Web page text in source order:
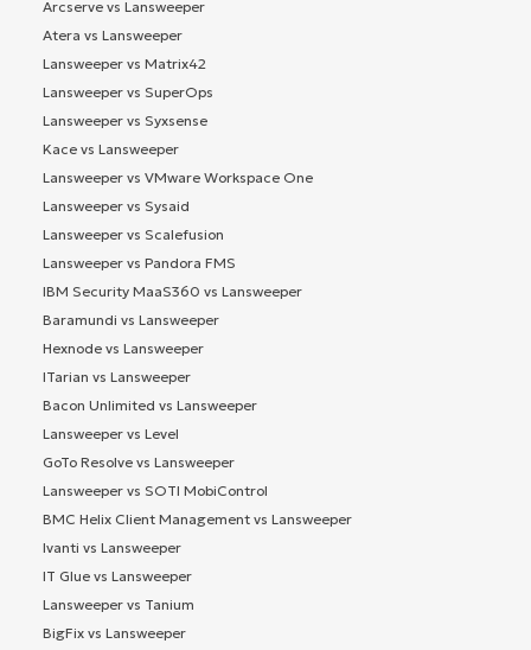
Arcserve vs Lansweeper
Atera vs Lansweeper
Lansweeper vs Matrix42
Lansweeper vs SuperOps
Lansweeper vs Syxsense
Kace vs Lansweeper
Lansweeper vs VMware Workspace One
Lansweeper vs Sysaid
Lansweeper vs Scalefusion
Lansweeper vs Pandora FMS
IBM Security MaaS360 vs Lansweeper
Baramundi vs Lansweeper
Hexnode vs Lansweeper
ITarian vs Lansweeper
Bacon Unlimited vs Lansweeper
Lansweeper vs Level
GoTo Resolve vs Lansweeper
Lansweeper vs SOTI MobiControl
BMC Helix Client Management vs Lansweeper
Ivanti vs Lansweeper
IT Glue vs Lansweeper
Lansweeper vs Tanium
BigFix vs Lansweeper